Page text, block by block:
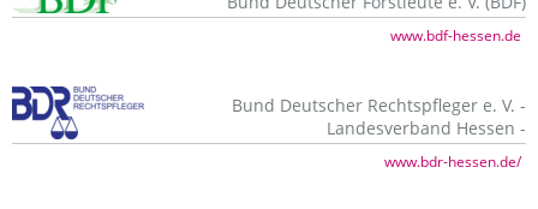
www.bdf-hessen.de
Bund Deutscher Rechtspfleger e. V. -
Landesverband Hessen -
www.bdr-hessen.de/